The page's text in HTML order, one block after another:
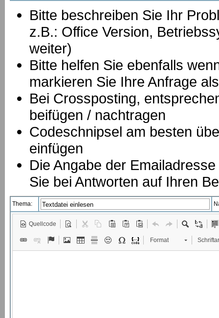
Bitte beschreiben Sie Ihr
z.B.: Office Version,
weiter)
Bitte helfen Sie ebenfalls
markieren Sie Ihre Anfrage
Bei Crossposting,
beifügen / nachtragen
Codeschnipsel am besten
einfügen
Die Angabe der
Sie bei Antworten auf Ihren
Thema:
Quellcode
Format